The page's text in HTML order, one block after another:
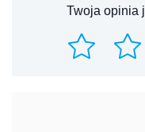
Twoja opinia